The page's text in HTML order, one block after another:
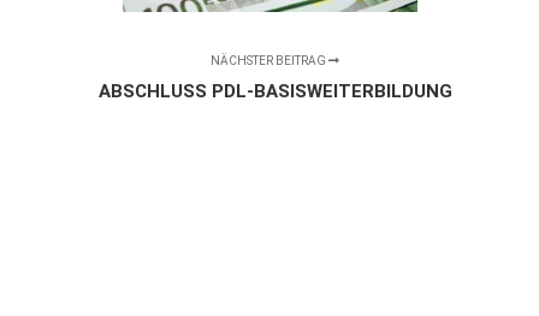
NÄCHSTER BEITRAG
ABSCHLUSS PDL-BASISWEITERBILDUNG